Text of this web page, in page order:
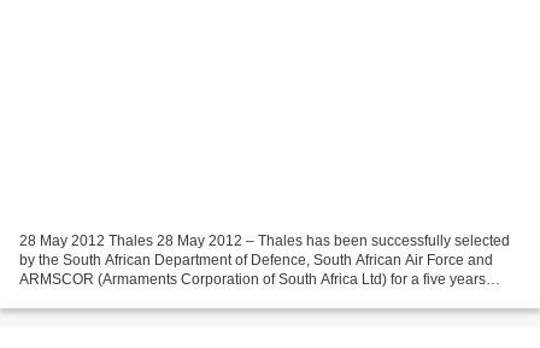
28 May 2012 Thales 28 May 2012 – Thales has been successfully selected
by the South African Department of Defence, South African Air Force and
ARMSCOR (Armaments Corporation of South Africa Ltd) for a five years